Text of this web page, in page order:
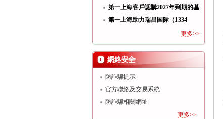
HK）
第一上海客戶認購2027年到期的基
第一上海助力瑞昌国际（1334
更多>>
網絡安全
防詐騙提示
官方聯絡及交易系統
防詐騙相關網址
更多>>